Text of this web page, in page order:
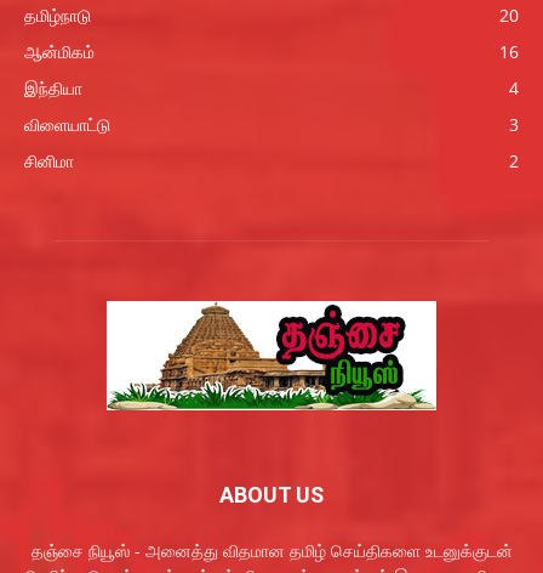
தமிழ்நாடு
20
ஆன்மிகம்
16
இந்தியா
4
விளையாட்டு
3
சினிமா
2
ABOUT US
தஞ்சை நியூஸ் - அனைத்து விதமான தமிழ் செய்திகளை உடனுக்குடன்